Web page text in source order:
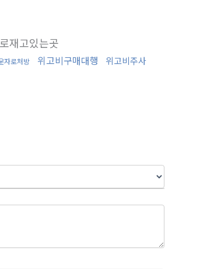
재고있는곳
자로처방 위고비구매대행
위고비주사